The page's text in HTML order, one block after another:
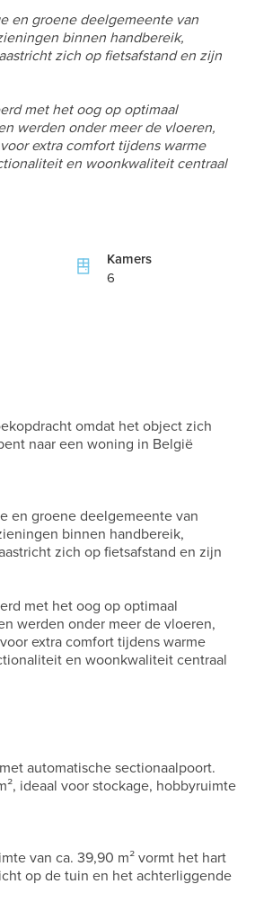
en groene deelgemeente van
binnen handbereik,
zich op fietsafstand en zijn
met het oog op optimaal
werden onder meer de vloeren,
extra comfort tijdens warme
en woonkwaliteit centraal
Kamers
6
omdat het object zich
naar een woning in België
en groene deelgemeente van
binnen handbereik,
zich op fietsafstand en zijn
met het oog op optimaal
werden onder meer de vloeren,
extra comfort tijdens warme
en woonkwaliteit centraal
automatische sectionaalpoort.
ideaal voor stockage, hobbyruimte
van ca. 39,90 m² vormt het hart
op de tuin en het achterliggende